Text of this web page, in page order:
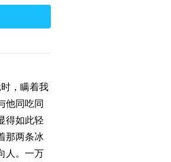
，瞒着我
他同吃同
得如此轻
那两条冰
人。一万